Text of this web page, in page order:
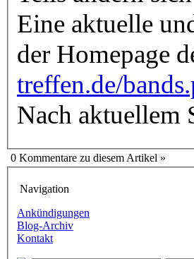
Eine aktuelle
der Homepage
treffen.de/
Nach aktuellem
0 Kommentare zu diesem Artikel »
Navigation
Ankündigungen
Blog-Archiv
Kontakt